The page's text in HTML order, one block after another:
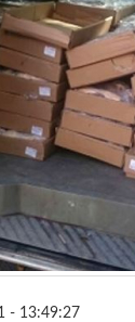
- 13:49:27